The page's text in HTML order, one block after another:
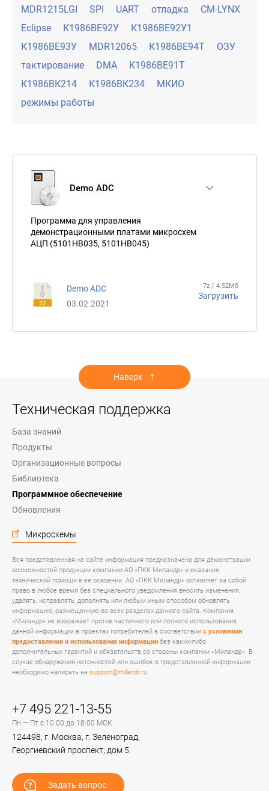
Demo ADC
Программа для управления
демонстрационными платами микросхем
АЦП (5101НВ035, 5101НВ045)
Demo ADC
03.02.2021
7z / 4.52Мб
Загрузить
MDR1215LGI
SPI UART отладка
CM-LYNX
Eclipse
К1986ВЕ92У
К1986ВЕ92У1
К1986ВЕ93У
MDR12065 К1986ВЕ94Т
ОЗУ
тактирование
DMA
К1986ВЕ91Т
К1986ВК214
К1986ВК234
МКИО
режимы работы
Наверх
Техническая поддержка
База знаний
Продукты
Организационные вопросы
Библиотека
Программное обеспечение
Обновления
Микросхемы
Вся представленная на сайте информация предназначена для демонстрации
возможностей продукции компании АО «ПКК Миландр» и оказания
технической помощи в ее освоении. АО «ПКК Миландр» оставляет за собой
право в любое время без специального уведомления вносить изменения,
удалять, исправлять, дополнять или любым иным способом обновлять
информацию, размещенную во всех разделах данного сайта. Компания
«Миландр» не возражает против частичного или полного использования
данной информации в проектах потребителей в соответствии с условиями
предоставления и использования информации без каких-либо
дополнительных гарантий и обязательств со стороны компании «Миландр». В
случае обнаружения неточностей или ошибок в представленной информации
необходимо написать на support@milandr.ru
+7 495 221-13-55
Пн — Пт с 10:00 до 18:00 МСК
124498, г. Москва, г. Зеленоград,
Георгиевский проспект, дом 5
Задать вопрос